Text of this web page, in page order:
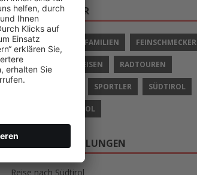
SCHLAGWÖRTER
AKTIVURLAUB FAMILIEN FEINSCHMECKER
ITALIEN RADREISEN RADTOUREN
SPORTLER SÜDTIROL
URLAUB IN SÜDTIROL
UNSERE EMPFEHLUNGEN
Reise nach Südtirol